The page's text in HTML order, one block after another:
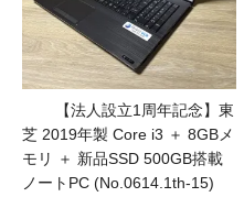
【法人設立1周年記念】東
芝 2019年製 Core i3 ＋ 8GBメ
モリ ＋ 新品SSD 500GB搭載
ノートPC (No.0614.1th-15)